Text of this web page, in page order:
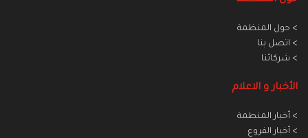
> حول المنظمة
> اتصل بنا
> شركائنا
الأخبار و الاعلام
> أخبار المنطمة
> أخبار الفروع